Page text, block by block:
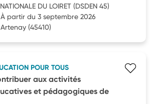
NATIONALE DU LOIRET (DSDEN 45)
À partir du 3 septembre 2026
Artenay (45410)
POUR TOUS
aux activités
et pédagogiques de